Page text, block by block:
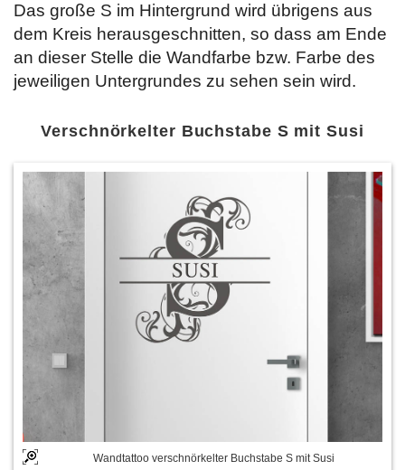
Das große S im Hintergrund wird übrigens aus
dem Kreis herausgeschnitten, so dass am Ende
an dieser Stelle die Wandfarbe bzw. Farbe des
jeweiligen Untergrundes zu sehen sein wird.
Verschnörkelter Buchstabe S mit Susi
Wandtattoo verschnörkelter Buchstabe S mit Susi